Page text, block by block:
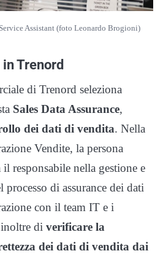
Assistant (foto Leonardo Brogioni)
Trenord
di Trenord seleziona
Sales Data Assurance,
dei dati di vendita. Nella
Vendite, la persona
il responsabile nella gestione e
di assurance dei dati
con il team IT e i
di verificare la
dei dati di vendita dai